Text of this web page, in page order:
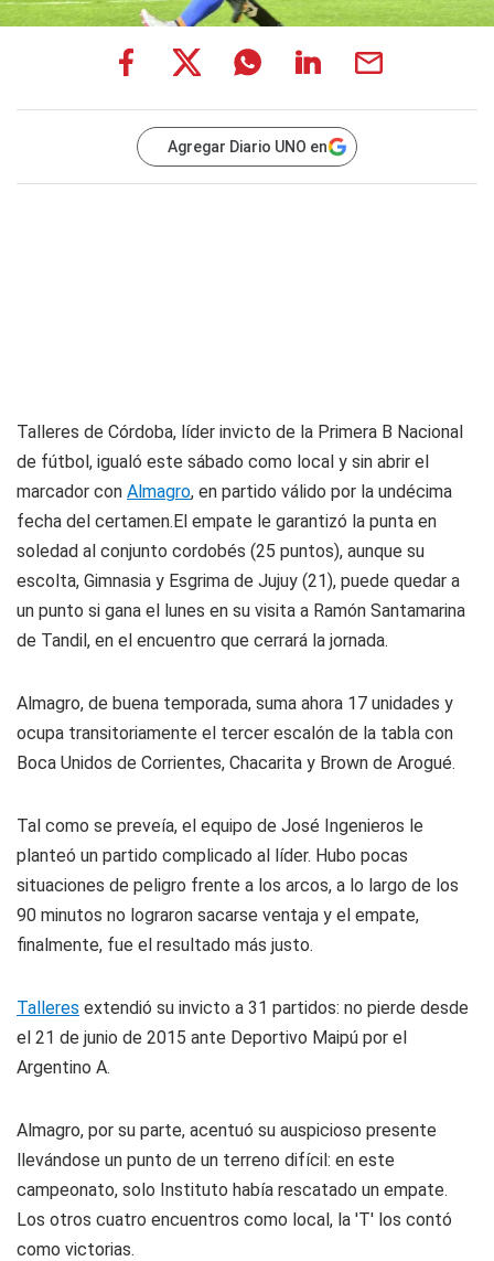
Agregar Diario UNO en
Talleres de Córdoba, líder invicto de la Primera B Nacional
de fútbol, igualó este sábado como local y sin abrir el
marcador con Almagro, en partido válido por la undécima
fecha del certamen.El empate le garantizó la punta en
soledad al conjunto cordobés (25 puntos), aunque su
escolta, Gimnasia y Esgrima de Jujuy (21), puede quedar a
un punto si gana el lunes en su visita a Ramón Santamarina
de Tandil, en el encuentro que cerrará la jornada.
Almagro, de buena temporada, suma ahora 17 unidades y
ocupa transitoriamente el tercer escalón de la tabla con
Boca Unidos de Corrientes, Chacarita y Brown de Arogué.
Tal como se preveía, el equipo de José Ingenieros le
planteó un partido complicado al líder. Hubo pocas
situaciones de peligro frente a los arcos, a lo largo de los
90 minutos no lograron sacarse ventaja y el empate,
finalmente, fue el resultado más justo.
Talleres extendió su invicto a 31 partidos: no pierde desde
el 21 de junio de 2015 ante Deportivo Maipú por el
Argentino A.
Almagro, por su parte, acentuó su auspicioso presente
llevándose un punto de un terreno difícil: en este
campeonato, solo Instituto había rescatado un empate.
Los otros cuatro encuentros como local, la 'T' los contó
como victorias.